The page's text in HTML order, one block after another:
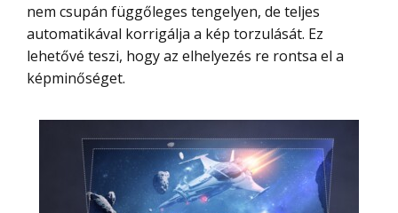
nem csupán függőleges tengelyen, de teljes
automatikával korrigálja a kép torzulását. Ez
lehetővé teszi, hogy az elhelyezés re rontsa el a
képminőséget.